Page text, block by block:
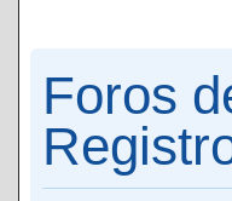
Foros